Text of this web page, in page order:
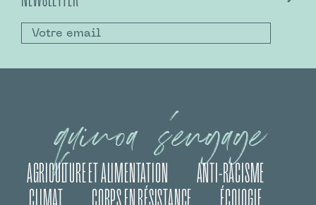
quinoa s’engage
AGRICULTURE ET ALIMENTATION
ANTI-RACISME